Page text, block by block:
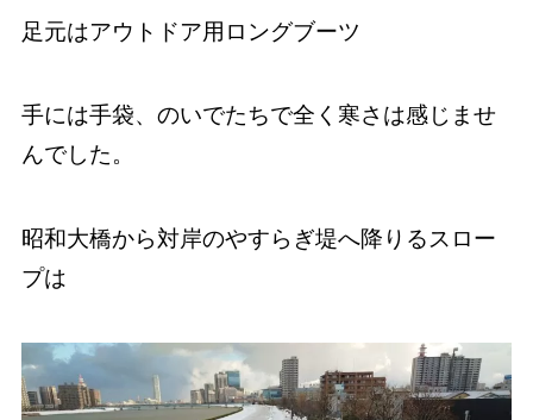
足元はアウトドア用ロングブーツ
手には手袋、のいでたちで全く寒さは感じませ
んでした。
昭和大橋から対岸のやすらぎ堤へ降りるスロー
プは